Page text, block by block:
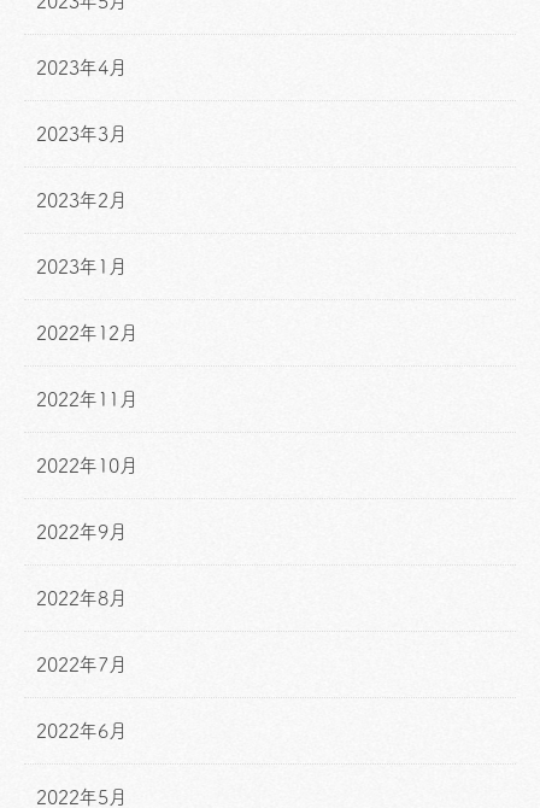
2023年4月
2023年3月
2023年2月
2023年1月
2022年12月
2022年11月
2022年10月
2022年9月
2022年8月
2022年7月
2022年6月
2022年5月